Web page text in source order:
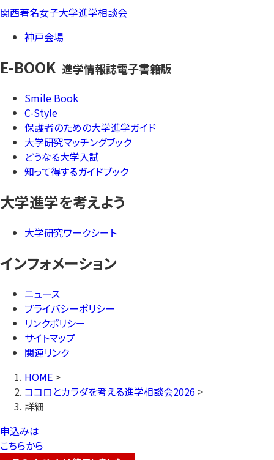
関西著名女子大学進学相談会
神戸会場
E-BOOK 進学情報誌電子書籍版
Smile Book
C-Style
保護者のための大学進学ガイド
大学研究マッチングブック
どうなる大学入試
知って得するガイドブック
大学進学を考えよう
大学研究ワークシート
インフォメーション
ニュース
プライバシーポリシー
リンクポリシー
サイトマップ
関連リンク
HOME >
ココロとカラダを考える進学相談会2026 >
詳細
申込みは
こちらから